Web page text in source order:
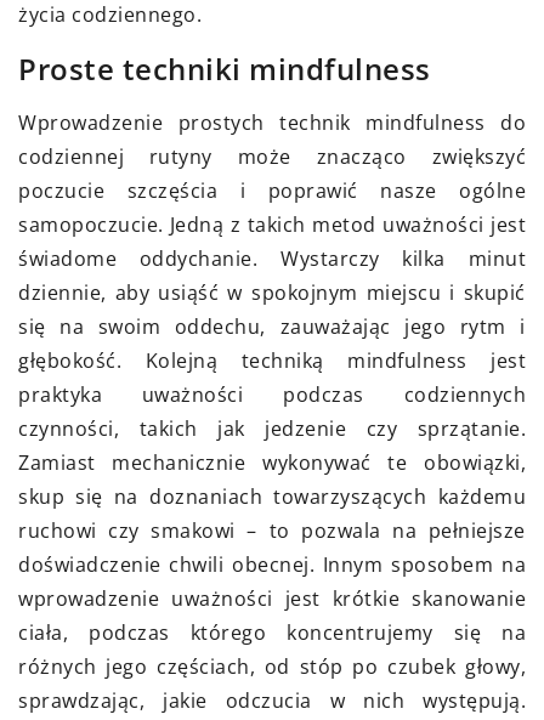
życia codziennego.
Proste techniki mindfulness
Wprowadzenie prostych technik mindfulness do
codziennej rutyny może znacząco zwiększyć
poczucie szczęścia i poprawić nasze ogólne
samopoczucie. Jedną z takich metod uważności jest
świadome oddychanie. Wystarczy kilka minut
dziennie, aby usiąść w spokojnym miejscu i skupić
się na swoim oddechu, zauważając jego rytm i
głębokość. Kolejną techniką mindfulness jest
praktyka uważności podczas codziennych
czynności, takich jak jedzenie czy sprzątanie.
Zamiast mechanicznie wykonywać te obowiązki,
skup się na doznaniach towarzyszących każdemu
ruchowi czy smakowi – to pozwala na pełniejsze
doświadczenie chwili obecnej. Innym sposobem na
wprowadzenie uważności jest krótkie skanowanie
ciała, podczas którego koncentrujemy się na
różnych jego częściach, od stóp po czubek głowy,
sprawdzając, jakie odczucia w nich występują.